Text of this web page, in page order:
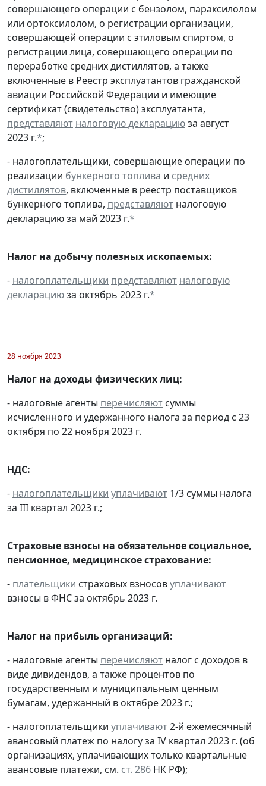
совершающего операции с бензолом, параксилолом
или ортоксилолом, о регистрации организации,
совершающей операции с этиловым спиртом, о
регистрации лица, совершающего операции по
переработке средних дистиллятов, а также
включенные в Реестр эксплуатантов гражданской
авиации Российской Федерации и имеющие
сертификат (свидетельство) эксплуатанта,
представляют налоговую декларациюза август
2023 г.*;
- налогоплательщики, совершающие операции по
реализации бункерного топлива и средних
дистиллятов, включенные в реестр поставщиков
бункерного топлива, представляют налоговую
декларацию за май 2023 г.*
Налог на добычу полезных ископаемых:
- налогоплательщики представляют налоговую
декларациюза октябрь 2023 г.*
28 ноября 2023
Налог на доходы физических лиц:
- налоговые агенты перечисляют суммы
исчисленного и удержанного налога за период с 23
октября по 22 ноября 2023 г.
НДС:
- налогоплательщики уплачивают 1/3 суммы налога
за III квартал 2023 г.;
Страховые взносы на обязательное социальное,
пенсионное, медицинское страхование:
- плательщики страховых взносовуплачивают
взносы в ФНС за октябрь 2023 г.
Налог на прибыль организаций:
- налоговые агенты перечисляют налог с доходов в
виде дивидендов, а также процентов по
государственным и муниципальным ценным
бумагам, удержанный в октябре 2023 г.;
- налогоплательщики уплачивают2-й ежемесячный
авансовый платеж по налогу за IV квартал 2023 г. (об
организациях, уплачивающих только квартальные
авансовые платежи, см. ст. 286 НК РФ);